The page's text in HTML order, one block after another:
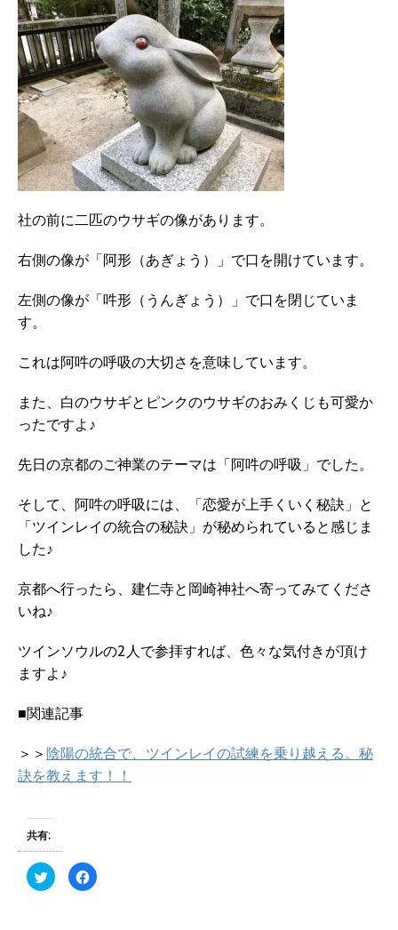
社の前に二匹のウサギの像があります。
右側の像が「阿形（あぎょう）」で口を開けています。
左側の像が「吽形（うんぎょう）」で口を閉じていま
す。
これは阿吽の呼吸の大切さを意味しています。
また、白のウサギとピンクのウサギのおみくじも可愛か
ったですよ♪
先日の京都のご神業のテーマは「阿吽の呼吸」でした。
そして、阿吽の呼吸には、「恋愛が上手くいく秘訣」と
「ツインレイの統合の秘訣」が秘められていると感じま
した♪
京都へ行ったら、建仁寺と岡崎神社へ寄ってみてくださ
いね♪
ツインソウルの2人で参拝すれば、色々な気付きが頂け
ますよ♪
■関連記事
＞＞ 陰陽の統合で、ツインレイの試練を乗り越える。秘
訣を教えます！！
共有:
ク
リ
F
a